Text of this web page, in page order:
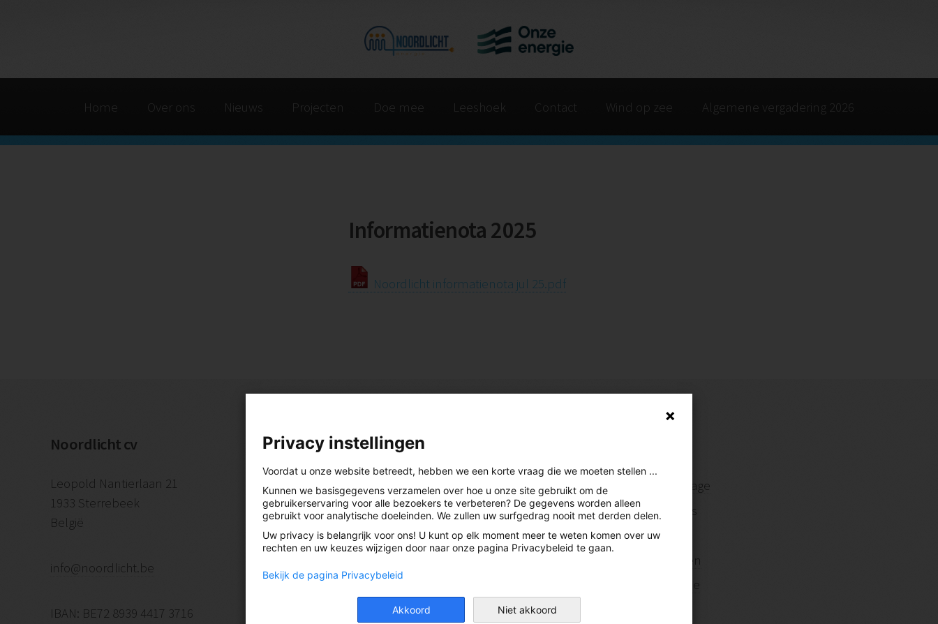
Home Over ons Nieuws Projecten Doe mee Leeshoek Contact Wind op zee Algemene vergadering 2026
Informatienota 2025
Noordlicht informatienota jul 25.pdf
Noordlicht cv
Leopold Nantierlaan 21
1933 Sterrebeek
België
info@noordlicht.be
IBAN: BE72 8939 4417 3716
Juridische informatie
Statuten Noordlicht cv
Privacyverklaring
Informatienota 2025
Homepage
Over ons
Nieuws
Projecten
Doe mee
Privacy instellingen
Voordat u onze website betreedt, hebben we een korte vraag die we moeten stellen ...
Kunnen we basisgegevens verzamelen over hoe u onze site gebruikt om de
gebruikerservaring voor alle bezoekers te verbeteren? De gegevens worden alleen
gebruikt voor analytische doeleinden. We zullen uw surfgedrag nooit met derden delen.
Uw privacy is belangrijk voor ons! U kunt op elk moment meer te weten komen over uw
rechten en uw keuzes wijzigen door naar onze pagina Privacybeleid te gaan.
Bekijk de pagina Privacybeleid
Akkoord Niet akkoord